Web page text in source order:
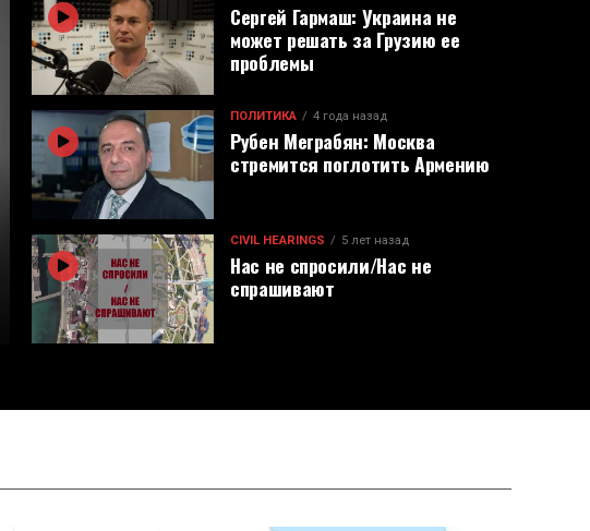
Сергей Гармаш: Украина не
может решать за Грузию ее
проблемы
ПОЛИТИКА 4 года назад
Рубен Меграбян: Москва
стремится поглотить Армению
CIVIL HEARINGS 5 лет назад
Нас не спросили/Нас не
спрашивают